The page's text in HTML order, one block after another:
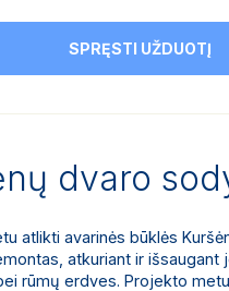
SPRĘSTI UŽDUOTĮ
dvaro
atlikti avarinės būklės
atkuriant ir išsaugant
rūmų erdves. Projekto